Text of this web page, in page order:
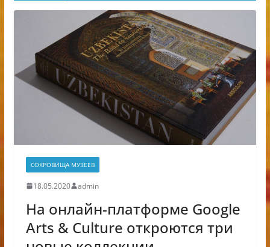
СОКРОВИЩА МУЗЕЕВ
18.05.2020 admin
На онлайн-платформе Google
Arts & Culture откроются три